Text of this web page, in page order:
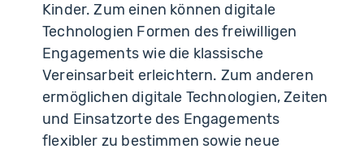
Kinder. Zum einen können digitale
Technologien Formen des freiwilligen
Engagements wie die klassische
Vereinsarbeit erleichtern. Zum anderen
ermöglichen digitale Technologien, Zeiten
und Einsatzorte des Engagements
flexibler zu bestimmen sowie neue